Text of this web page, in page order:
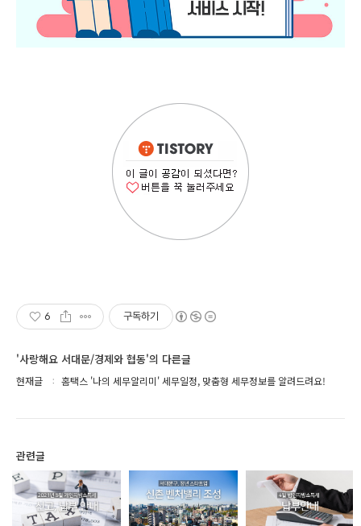
6 구독하기
'사랑해요 서대문/경제와 협동'의 다른글
현재글 홈택스 '나의 세무알리미' 세무일정, 맞춤형 세무정보를 알려드려요!
관련글